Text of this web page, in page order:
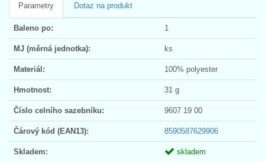
Parametry Dotaz na produkt
Baleno po: 1
MJ (měrná jednotka): ks
Materiál: 100% polyester
Hmotnost: 31 g
Číslo celního sazebníku: 9607 19 00
Čárový kód (EAN13): 8590587629906
Skladem: skladem